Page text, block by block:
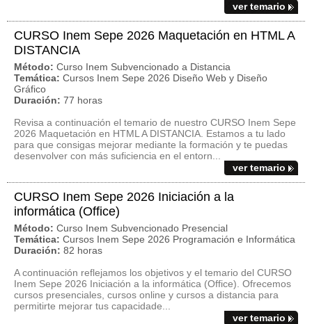
ver temario
CURSO Inem Sepe 2026 Maquetación en HTML A
DISTANCIA
Método: Curso Inem Subvencionado a Distancia
Temática: Cursos Inem Sepe 2026 Diseño Web y Diseño
Gráfico
Duración: 77 horas
Revisa a continuación el temario de nuestro CURSO Inem Sepe
2026 Maquetación en HTML A DISTANCIA. Estamos a tu lado
para que consigas mejorar mediante la formación y te puedas
desenvolver con más suficiencia en el entorn...
ver temario
CURSO Inem Sepe 2026 Iniciación a la
informática (Office)
Método: Curso Inem Subvencionado Presencial
Temática: Cursos Inem Sepe 2026 Programación e Informática
Duración: 82 horas
A continuación reflejamos los objetivos y el temario del CURSO
Inem Sepe 2026 Iniciación a la informática (Office). Ofrecemos
cursos presenciales, cursos online y cursos a distancia para
permitirte mejorar tus capacidade...
ver temario